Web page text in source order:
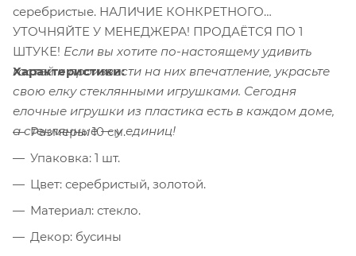
серебристые. НАЛИЧИЕ КОНКРЕТНОГО
УТОЧНЯЙТЕ У МЕНЕДЖЕРА! ПРОДАЁТСЯ ПО 1
ШТУКЕ! Если вы хотите по-настоящему удивить
гостей и произвести на них впечатление, украсьте
свою елку стеклянными игрушками. Сегодня
елочные игрушки из пластика есть в каждом доме,
а стеклянные — у единиц!
Характеристики:
Размеры: 10 см.
Упаковка: 1 шт.
Цвет: серебристый, золотой.
Материал: стекло.
Декор: бусины